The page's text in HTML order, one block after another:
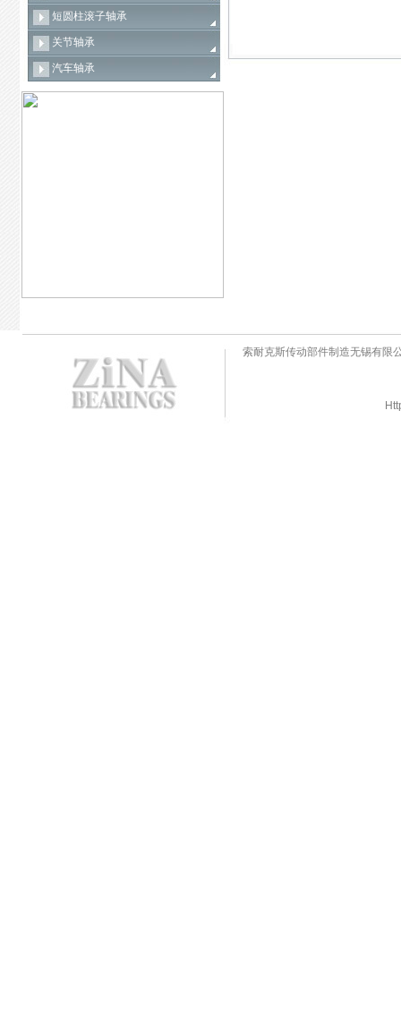
短圆柱滚子轴承
关节轴承
汽车轴承
索耐克斯传动部件制造无锡有限